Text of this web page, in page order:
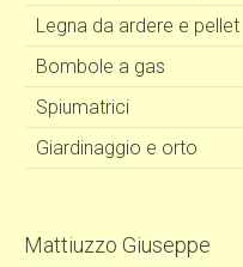
Legna da ardere e pellet
Bombole a gas
Spiumatrici
Giardinaggio e orto
Mattiuzzo Giuseppe